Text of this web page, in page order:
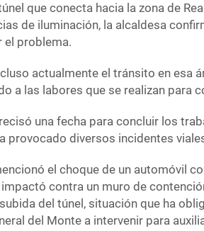
que conecta hacia la zona de
de iluminación, la alcaldesa
el problema.
actualmente el tránsito en esa
a las labores que se realizan para
una fecha para concluir los
provocado diversos incidentes
el choque de un automóvil
contra un muro de
del túnel, situación que ha
del Monte a intervenir para